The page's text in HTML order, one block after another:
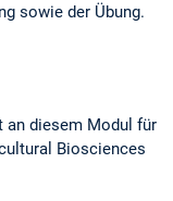
sowie der Übung.
an diesem Modul für
Biosciences